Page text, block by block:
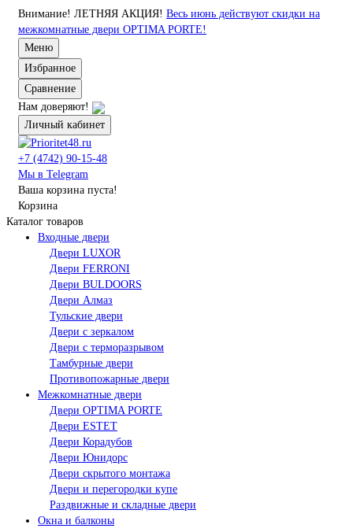
Внимание! ЛЕТНЯЯ АКЦИЯ! Весь июнь действуют скидки на
межкомнатные двери OPTIMA PORTE!
Меню
Избранное
Сравнение
Нам доверяют!
Личный кабинет
+7 (4742) 90-15-48
Мы в Telegram
Ваша корзина пуста!
Корзина
Каталог товаров
Входные двери
Двери LUXOR
Двери FERRONI
Двери BULDOORS
Двери Алмаз
Тульские двери
Двери с зеркалом
Двери с терморазрывом
Тамбурные двери
Противопожарные двери
Межкомнатные двери
Двери OPTIMA PORTE
Двери ESTET
Двери Корадубов
Двери Юнидорс
Двери скрытого монтажа
Двери и перегородки купе
Раздвижные и складные двери
Окна и балконы